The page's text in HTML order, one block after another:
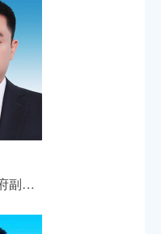
区委常委、政府副区长